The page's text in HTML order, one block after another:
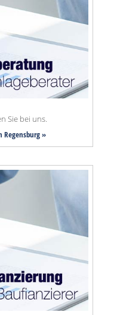
Sie bei uns.
Regensburg »